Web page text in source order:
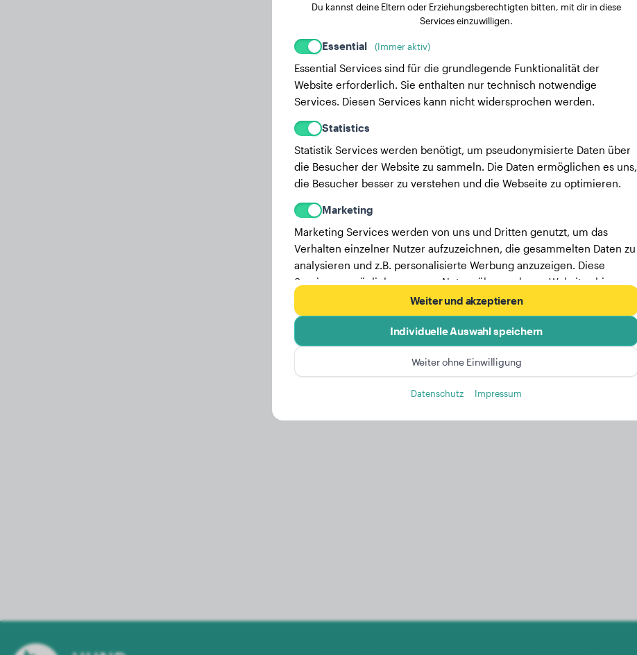
Du kannst deine Eltern oder Erziehungsberechtigten bitten, mit dir in diese
Services einzuwilligen.
Essential (Immer aktiv)
Essential Services sind für die grundlegende Funktionalität der
Website erforderlich. Sie enthalten nur technisch notwendige
Services. Diesen Services kann nicht widersprochen werden.
Statistics
Statistik Services werden benötigt, um pseudonymisierte Daten über
die Besucher der Website zu sammeln. Die Daten ermöglichen es uns,
die Besucher besser zu verstehen und die Webseite zu optimieren.
Marketing
Marketing Services werden von uns und Dritten genutzt, um das
Verhalten einzelner Nutzer aufzuzeichnen, die gesammelten Daten zu
analysieren und z.B. personalisierte Werbung anzuzeigen. Diese
Services ermöglichen es uns, Nutzer über mehrere Websites hinweg
Hier findest du eine Liste unserer Werbepartner.
Mehr Informationen in unserer Datenschutzerklärung
Weiter und akzeptieren
Individuelle Auswahl speichern
Weiter ohne Einwilligung
Datenschutz Impressum